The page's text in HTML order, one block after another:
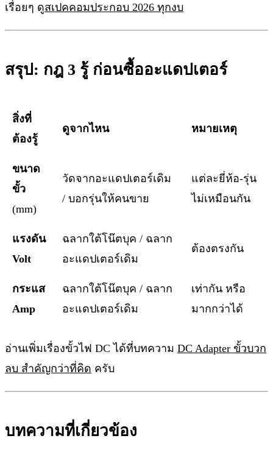
เรื่อยๆ ดูสเปคคอมประกอบ 2026 ทุกงบ
สรุป: กฎ 3 รู้ ก่อนซื้ออะแดปเตอร์
สิ่งที่
ต้องรู้
ดูจากไหน หมายเหตุ
ขนาด
ขั้ว
(mm)
วัดจากอะแดปเตอร์เดิม
/ บอกรุ่นให้คนขาย
แต่ละยี่ห้อ-รุ่น
ไม่เหมือนกัน
แรงดัน
Volt
ฉลากใต้โน๊ตบุค / ฉลาก
อะแดปเตอร์เดิม
ต้องตรงกัน
กระแส
Amp
ฉลากใต้โน๊ตบุค / ฉลาก
อะแดปเตอร์เดิม
เท่ากัน หรือ
มากกว่าได้
อ่านเพิ่มเรื่องขั้วไฟ DC ได้ที่บทความ DC Adapter ขั้วบวก
ลบ สำคัญกว่าที่คิด ครับ
บทความที่เกี่ยวข้อง